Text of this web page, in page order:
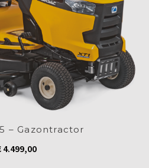
– Gazontractor
4.499,00